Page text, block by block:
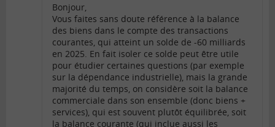
Bonjour,
Vous faites sans doute référence à la balance
des biens dans le compte des transactions
courantes, qui atteint un solde de -60 milliards
en 2025. En fait isoler ce solde peut être utile
pour étudier certaines questions (par exemple
sur la dépendance industrielle), mais la grande
majorité du temps, on considère soit la balance
commerciale dans son ensemble (donc biens +
services), qui est souvent plutôt équilibrée, soit
la balance courante (qui inclue aussi les